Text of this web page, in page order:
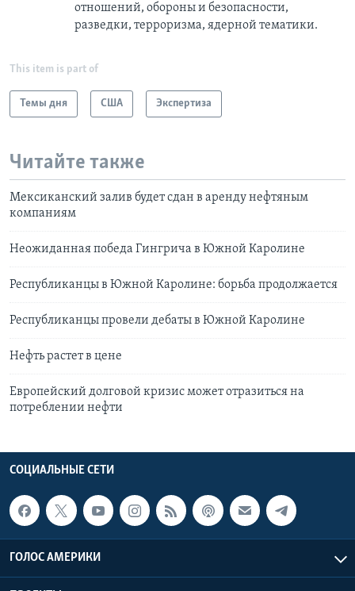
отношений, обороны и безопасности,
разведки, терроризма, ядерной тематики.
This item is part of
Темы дня США Экспертиза
Читайте также
Мексиканский залив будет сдан в аренду нефтяным
компаниям
Неожиданная победа Гингрича в Южной Каролине
Республиканцы в Южной Каролине: борьба продолжается
Республиканцы провели дебаты в Южной Каролине
Нефть растет в цене
Европейский долговой кризис может отразиться на
потреблении нефти
СОЦИАЛЬНЫЕ СЕТИ
ГОЛОС АМЕРИКИ